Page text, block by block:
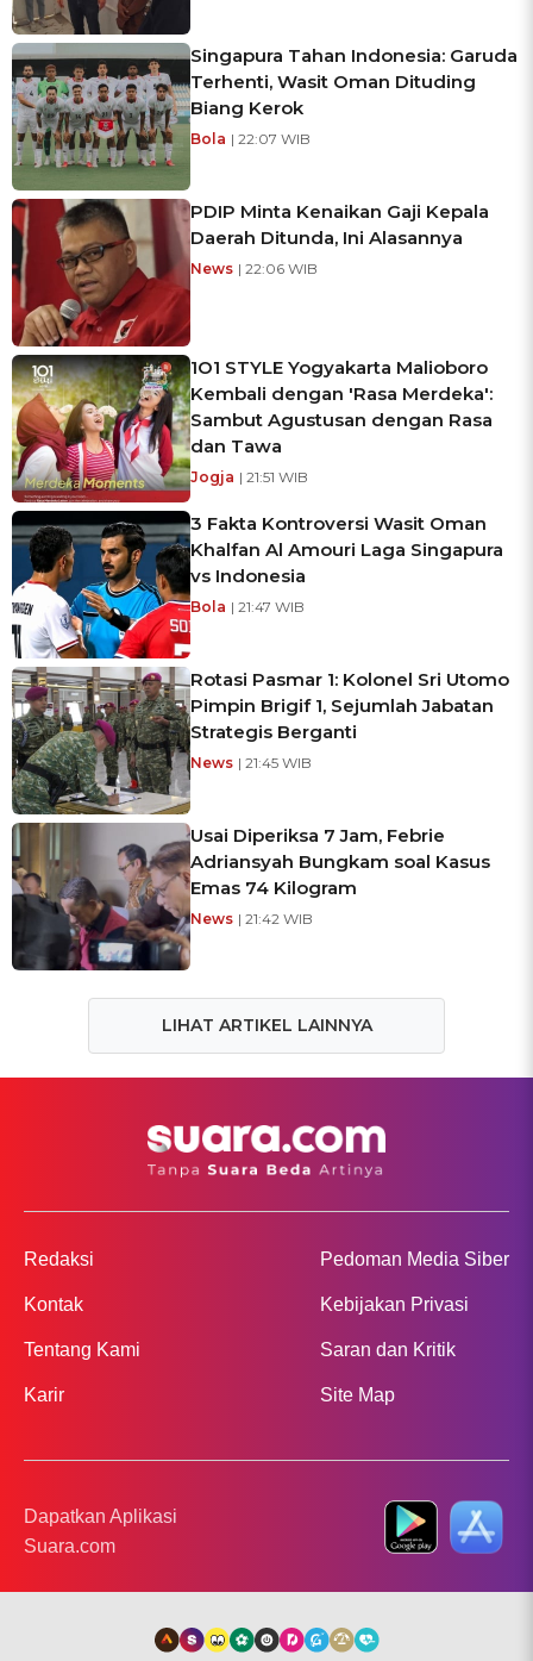
Singapura Tahan Indonesia: Garuda
Terhenti, Wasit Oman Dituding
Biang Kerok
Bola | 22:07 WIB
PDIP Minta Kenaikan Gaji Kepala
Daerah Ditunda, Ini Alasannya
News | 22:06 WIB
1O1 STYLE Yogyakarta Malioboro
Kembali dengan 'Rasa Merdeka':
Sambut Agustusan dengan Rasa
dan Tawa
Jogja | 21:51 WIB
3 Fakta Kontroversi Wasit Oman
Khalfan Al Amouri Laga Singapura
vs Indonesia
Bola | 21:47 WIB
Rotasi Pasmar 1: Kolonel Sri Utomo
Pimpin Brigif 1, Sejumlah Jabatan
Strategis Berganti
News | 21:45 WIB
Usai Diperiksa 7 Jam, Febrie
Adriansyah Bungkam soal Kasus
Emas 74 Kilogram
News | 21:42 WIB
LIHAT ARTIKEL LAINNYA
Redaksi
Kontak
Tentang Kami
Karir
Pedoman Media Siber
Kebijakan Privasi
Saran dan Kritik
Site Map
Dapatkan Aplikasi
Suara.com